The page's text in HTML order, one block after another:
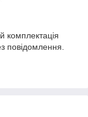
комплектація
повідомлення.